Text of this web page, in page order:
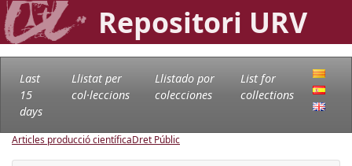
Repositori URV
Last
15
days
Llistat per
col·leccions
Llistado por
colecciones
List for
collections
Articles producció científicaDret Públic